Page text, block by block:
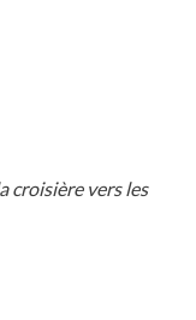
croisière vers les